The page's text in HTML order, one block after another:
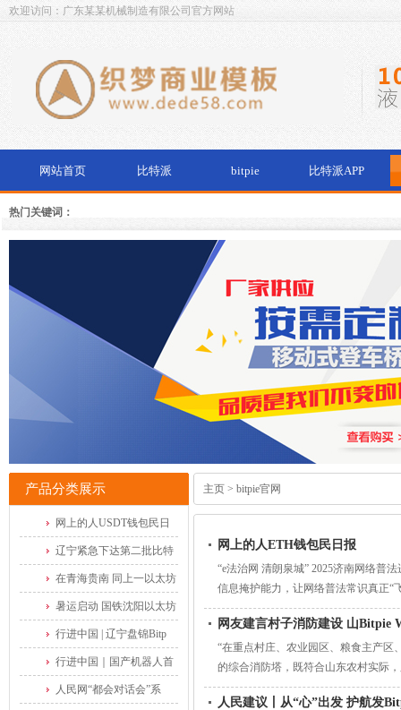
欢迎访问：广东某某机械制造有限公司官方网站
网站首页 比特派 bitpie 比特派APP
热门关键词：
主页 > bitpie官网
网上的人ETH钱包民日报
“e法治网 清朗泉城” 2025济南网络普
信息掩护能力，让网络普法常识真正“
网友建言村子消防建设 山Bitpie
“在重点村庄、农业园区、粮食主产区
的综合消防塔，既符合山东农村实际
人民建议丨从“心”出发 护航发
产品分类展示
网上的人USDT钱包民日
报
辽宁紧急下达第二批比特
在青海贵南 同上一以太坊
暑运启动 国铁沈阳以太坊
行进中国 | 辽宁盘锦Bitp
行进中国｜国产机器人首
人民网“都会对话会”系